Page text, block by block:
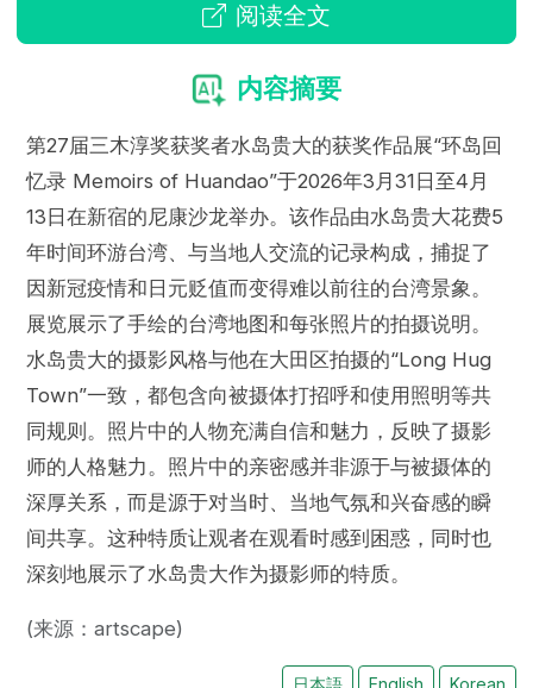
阅读全文
内容摘要
第27届三木淳奖获奖者水岛贵大的获奖作品展“环岛回
忆录 Memoirs of Huandao”于2026年3月31日至4月
13日在新宿的尼康沙龙举办。该作品由水岛贵大花费5
年时间环游台湾、与当地人交流的记录构成，捕捉了
因新冠疫情和日元贬值而变得难以前往的台湾景象。
展览展示了手绘的台湾地图和每张照片的拍摄说明。
水岛贵大的摄影风格与他在大田区拍摄的“Long Hug
Town”一致，都包含向被摄体打招呼和使用照明等共
同规则。照片中的人物充满自信和魅力，反映了摄影
师的人格魅力。照片中的亲密感并非源于与被摄体的
深厚关系，而是源于对当时、当地气氛和兴奋感的瞬
间共享。这种特质让观者在观看时感到困惑，同时也
深刻地展示了水岛贵大作为摄影师的特质。
(来源：artscape)